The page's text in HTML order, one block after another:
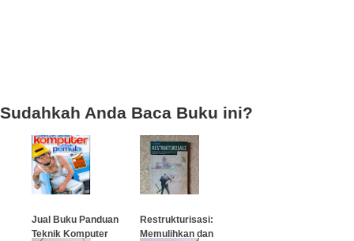
Sudahkah Anda Baca Buku ini?
Jual Buku Panduan
Teknik Komputer
Restrukturisasi:
Memulihkan dan